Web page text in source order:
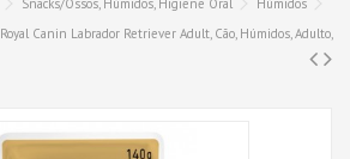
Snacks/Ossos, Húmidos, Higiene Oral
Húmidos
Royal Canin Labrador Retriever Adult, Cão, Húmidos, Adulto,